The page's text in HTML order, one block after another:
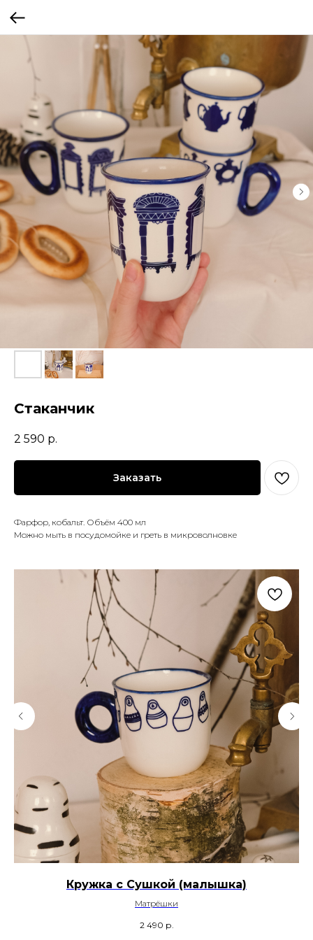
Стаканчик
2 590 р.
Заказать
Фарфор, кобальт. Объём 400 мл
Можно мыть в посудомойке и греть в микроволновке
Кружка с Сушкой (малышка)
Матрёшки
2 490 р.